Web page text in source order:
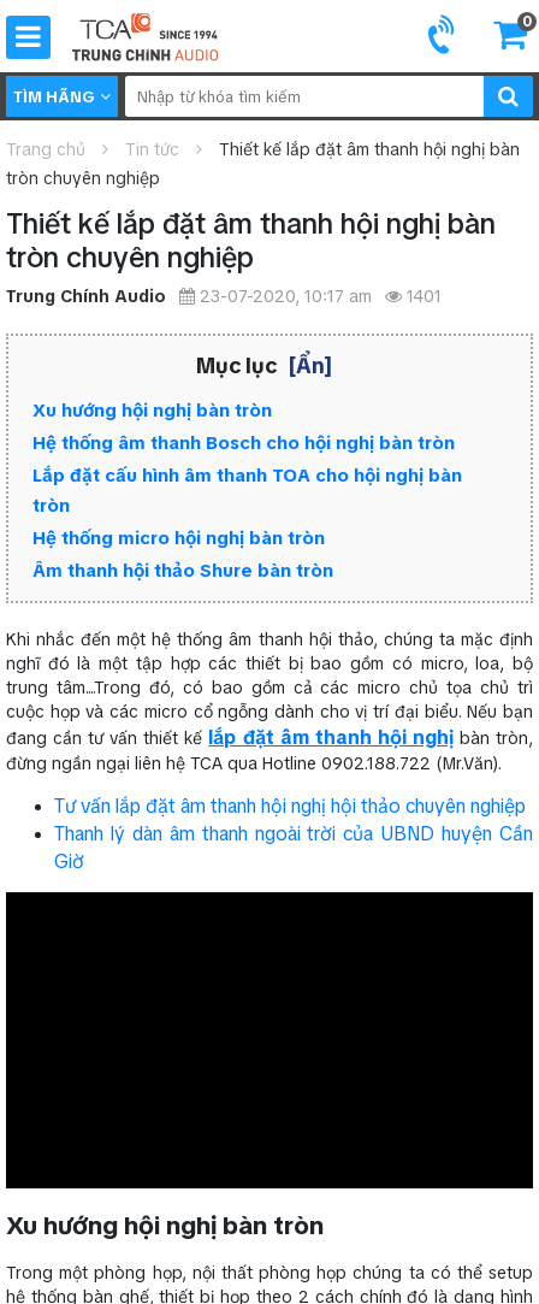
0
TÌM HÃNG
Trang chủ Tin tức
Thiết kế lắp đặt âm thanh hội nghị bàn
tròn chuyên nghiệp
Thiết kế lắp đặt âm thanh hội nghị bàn
tròn chuyên nghiệp
Trung Chính Audio 23-07-2020, 10:17 am 1401
Mục lục [Ẩn]
Xu hướng hội nghị bàn tròn
Hệ thống âm thanh Bosch cho hội nghị bàn tròn
Lắp đặt cấu hình âm thanh TOA cho hội nghị bàn
tròn
Hệ thống micro hội nghị bàn tròn
Âm thanh hội thảo Shure bàn tròn
Khi nhắc đến một hệ thống âm thanh hội thảo, chúng ta mặc định
nghĩ đó là một tập hợp các thiết bị bao gồm có micro, loa, bộ
trung tâm....Trong đó, có bao gồm cả các micro chủ tọa chủ trì
cuộc họp và các micro cổ ngỗng dành cho vị trí đại biểu. Nếu bạn
đang cần tư vấn thiết kế lắp đặt âm thanh hội nghịbàn tròn,
đừng ngần ngại liên hệ TCA qua Hotline 0902.188.722 (Mr.Văn).
Tư vấn lắp đặt âm thanh hội nghị hội thảo chuyên nghiệp
Thanh lý dàn âm thanh ngoài trời của UBND huyện Cần
Giờ
Xu hướng hội nghị bàn tròn
Trong một phòng họp, nội thất phòng họp chúng ta có thể setup
hệ thống bàn ghế, thiết bị họp theo 2 cách chính đó là dạng hình